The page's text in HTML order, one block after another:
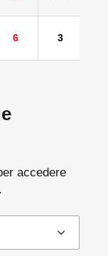
6 3
accedere